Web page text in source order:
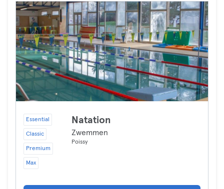
Essential
Classic
Premium
Max
Natation
Zwemmen
Poissy